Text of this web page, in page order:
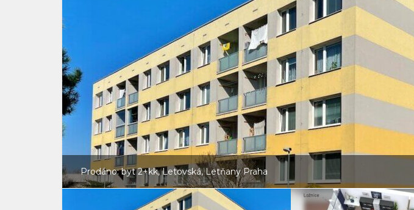
Prodáno: byt 2+kk, Letovská, Letňany Praha